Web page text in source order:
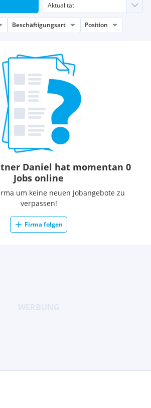
Beschäftigungsart Position
Daniel hat momentan 0
Jobs online
um keine neuen Jobangebote zu
verpassen!
Firma folgen